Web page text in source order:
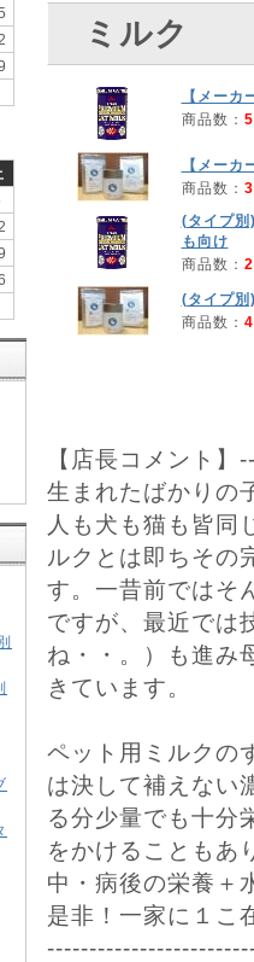
ミルク
【メーカ
商品数： 5
【メーカ
商品数： 3
(タイプ別
も向け
商品数： 2
(タイプ別
商品数： 4
【店長コメント
生まれたばかりの
人も犬も猫も皆同
ルクとは即ちその
す。一昔前ではそ
ですが、最近では
ね・・。）も進み
きています。
ペット用ミルクの
は決して補えない
る分少量でも十分
をかけることもあ
中・病後の栄養＋
是非！一家に１こ